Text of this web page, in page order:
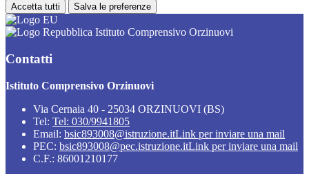
Accetta tutti Salva le preferenze
Istituto Comprensivo Orzinuovi
Contatti
Istituto Comprensivo Orzinuovi
Via Cernaia 40 - 25034 ORZINUOVI (BS)
Tel: Tel: 030/9941805
Email: bsic893008@istruzione.itLink per inviare una mail
PEC: bsic893008@pec.istruzione.itLink per inviare una mail
C.F.: 86001210177